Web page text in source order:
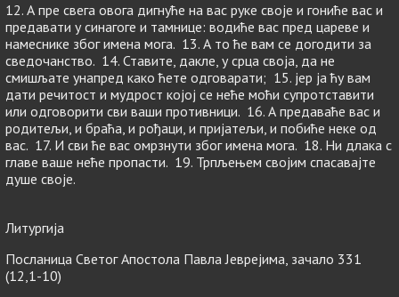
12. А пре свега овога дигнуће на вас руке своје и гониће вас и
предавати у синагоге и тамнице: водиће вас пред цареве и
намеснике због имена мога. 13. А то ће вам се догодити за
сведочанство. 14. Ставите, дакле, у срца своја, да не
смишљате унапред како ћете одговарати; 15. јер ја ћу вам
дати речитост и мудрост којој се неће моћи супротставити
или одговорити сви ваши противници. 16. А предаваће вас и
родитељи, и браћа, и рођаци, и пријатељи, и побиће неке од
вас. 17. И сви ће вас омрзнути због имена мога. 18. Ни длака с
главе ваше неће пропасти. 19. Трпљењем својим спасавајте
душе своје.
Литургија
Посланица Светог Апостола Павла Јеврејима, зачало 331
(12,1-10)